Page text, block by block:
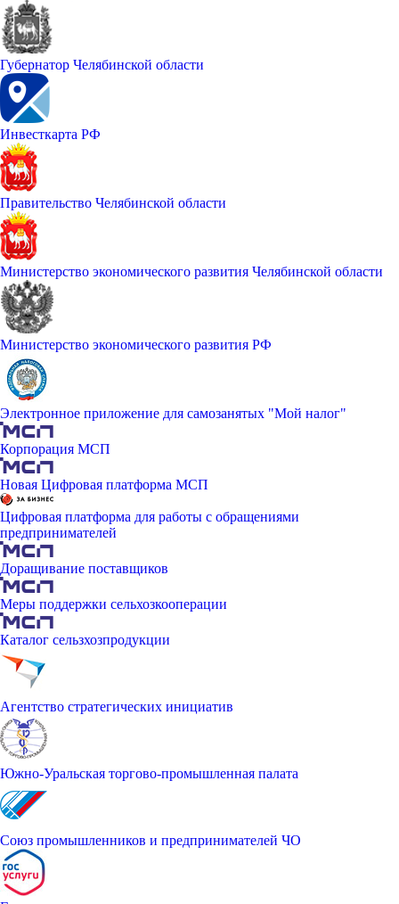
Губернатор Челябинской области
Инвесткарта РФ
Правительство Челябинской области
Министерство экономического развития Челябинской области
Министерство экономического развития РФ
Электронное приложение для самозанятых "Мой налог"
Корпорация МСП
Новая Цифровая платформа МСП
Цифровая платформа для работы с обращениями
предпринимателей
Доращивание поставщиков
Меры поддержки сельхозкооперации
Каталог сельзхозпродукции
Агентство стратегических инициатив
Южно-Уральская торгово-промышленная палата
Союз промышленников и предпринимателей ЧО